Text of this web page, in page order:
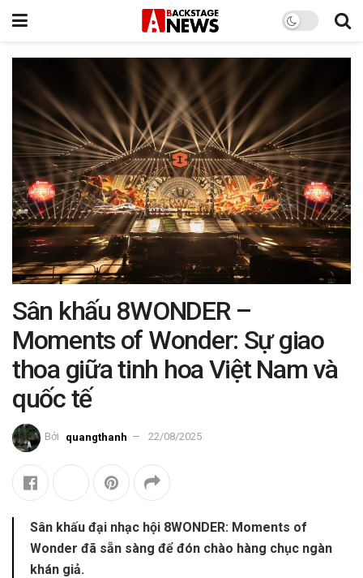
Sân khấu 8WONDER –
Moments of Wonder: Sự giao
thoa giữa tinh hoa Việt Nam và
quốc tế
Bởi quangthanh 22/08/2025
Sân khấu đại nhạc hội 8WONDER: Moments of
Wonder đã sẵn sàng để đón chào hàng chục ngàn
khán giả.